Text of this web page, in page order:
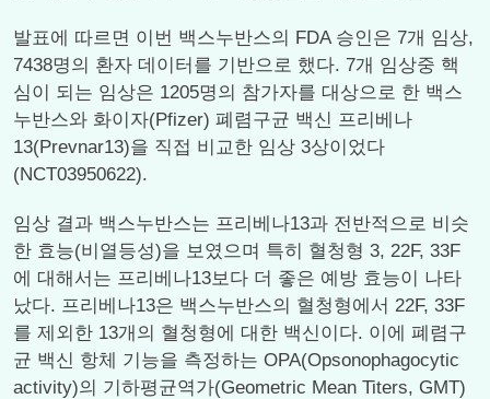
발표에 따르면 이번 백스누반스의 FDA 승인은 7개 임상,
7438명의 환자 데이터를 기반으로 했다. 7개 임상중 핵
심이 되는 임상은 1205명의 참가자를 대상으로 한 백스
누반스와 화이자(Pfizer) 폐렴구균 백신 프리베나
13(Prevnar13)을 직접 비교한 임상 3상이었다
(NCT03950622).
임상 결과 백스누반스는 프리베나13과 전반적으로 비슷
한 효능(비열등성)을 보였으며 특히 혈청형 3, 22F, 33F
에 대해서는 프리베나13보다 더 좋은 예방 효능이 나타
났다. 프리베나13은 백스누반스의 혈청형에서 22F, 33F
를 제외한 13개의 혈청형에 대한 백신이다. 이에 폐렴구
균 백신 항체 기능을 측정하는 OPA(Opsonophagocytic
activity)의 기하평균역가(Geometric Mean Titers, GMT)